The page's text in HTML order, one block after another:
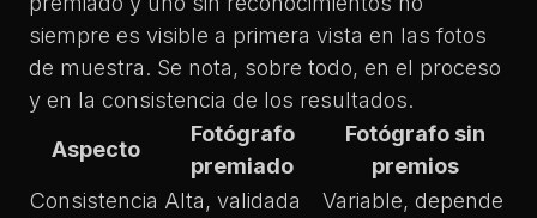
siempre es visible a primera vista en las fotos
de muestra. Se nota, sobre todo, en el proceso
y en la consistencia de los resultados.
Aspecto
Fotógrafo
premiado
Fotógrafo sin
premios
Consistencia Alta, validada
Variable, depende